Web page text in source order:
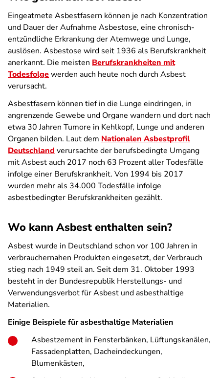
Eingeatmete Asbestfasern können je nach Konzentration
und Dauer der Aufnahme Asbestose, eine chronisch-
entzündliche Erkrankung der Atemwege und Lunge,
auslösen. Asbestose wird seit 1936 als Berufskrankheit
anerkannt. Die meisten Berufskrankheiten mit
Todesfolgewerden auch heute noch durch Asbest
verursacht.
Asbestfasern können tief in die Lunge eindringen, in
angrenzende Gewebe und Organe wandern und dort nach
etwa 30 Jahren Tumore in Kehlkopf, Lunge und anderen
Organen bilden. Laut dem Nationalen Asbestprofil
Deutschland verursachte der berufsbedingte Umgang
mit Asbest auch 2017 noch 63 Prozent aller Todesfälle
infolge einer Berufskrankheit. Von 1994 bis 2017
wurden mehr als 34.000 Todesfälle infolge
asbestbedingter Berufskrankheiten gezählt.
Wo kann Asbest enthalten sein?
Asbest wurde in Deutschland schon vor 100 Jahren in
verbrauchernahen Produkten eingesetzt, der Verbrauch
stieg nach 1949 steil an. Seit dem 31. Oktober 1993
besteht in der Bundesrepublik Herstellungs- und
Verwendungsverbot für Asbest und asbesthaltige
Materialien.
Einige Beispiele für asbesthaltige Materialien
Asbestzement in Fensterbänken, Lüftungskanälen,
Fassadenplatten, Dacheindeckungen,
Blumenkästen,